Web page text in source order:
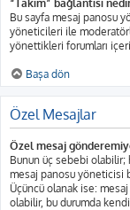
“Takım” bağlantısı
Bu sayfa mesaj panosu
yöneticileri ile
yönettikleri forumları
Başa dön
Özel Mesajlar
Özel mesaj
Bunun üç sebebi olabilir;
mesaj panosu yöneticisi
Üçüncü olanak ise:
olabilir, bu durumda